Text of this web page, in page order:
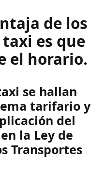
de los
es que
el horario.
se hallan
tarifario y
del
la Ley de
Transportes